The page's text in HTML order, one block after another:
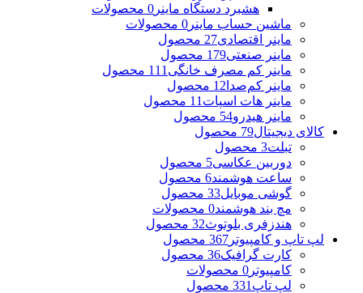
هشبرد دستگاه ماینر 0 محصولات
ماشین حساب ماینر 0 محصولات
ماینر اقتصادی27 محصول
ماینر صنعتی179 محصول
ماینر کم مصرف خانگی 111 محصول
ماینر کم‌صدا 12 محصول
ماینر هات اسپات 11 محصول
ماینر هیدرو54 محصول
کالای دیجیتال79 محصول
تبلت3 محصول
دوربین عکاسی5 محصول
ساعت هوشمند6 محصول
گوشی موبایل33 محصول
مچ بند هوشمند0 محصولات
هندزفری بلوتوث32 محصول
لپ تاپ و کامپیوتر 367 محصول
کارت گرافیک36 محصول
کامپیوتر 0 محصولات
لپ تاپ 331 محصول